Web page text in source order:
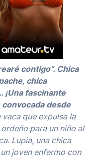
contigo”. Chica
chica
fascinante
desde
que expulsa la
para un niño al
Lupia, una chica
joven enfermo con